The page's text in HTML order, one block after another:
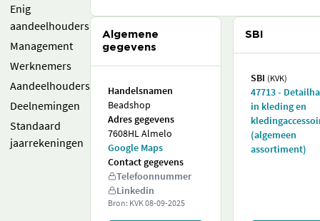
Enig
aandeelhouders
Management
Werknemers
Aandeelhouders
Deelnemingen
Standaard
jaarrekeningen
Algemene
gegevens
Handelsnamen
Beadshop
Adres gegevens
7608HL Almelo
Google Maps
Contact gegevens
Telefoonnummer
Linkedin
Bron: KVK08-09-2025
SBI
SBI (KVK)
47713 -
in kleding en
(algemeen
assortiment)